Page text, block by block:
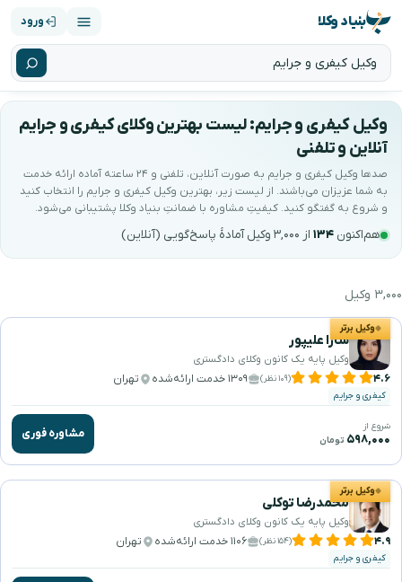
بنیاد وکلا ورود
وکیل کیفری و جرایم: لیست بهترین وکلای کیفری و جرایم
آنلاین و تلفنی
صدها وکیل کیفری و جرایم به صورت آنلاین، تلفنی و ۲۴ ساعته آماده ارائه خدمت
به شما عزیزان می‌باشند. از لیست زیر، بهترین وکیل کیفری و جرایم را انتخاب کنید
و شروع به گفتگو کنید. کیفیتِ مشاوره با ضمانتِ بنیاد وکلا پشتیبانی می‌شود.
هم‌اکنون ۱۳۴ از ۳,۰۰۰ وکیل آمادهٔ پاسخ‌گویی (آنلاین)
بهترین وکیل کیفری و جرایم را جستجو و انتخاب
۳,۰۰۰ وکیل
وکیل برتر
سارا علیپور
وکیل پایه یک کانون وکلای دادگستری
۴.۶ (۱۰۹ نظر) ۱۳۰۹ خدمت ارائه‌شده تهران
کیفری و جرایم
شروع از
۵۹۸,۰۰۰ تومان مشاوره فوری
وکیل برتر
محمدرضا توکلی
وکیل پایه یک کانون وکلای دادگستری
۴.۹ (۱۵۴ نظر) ۱۱۰۶ خدمت ارائه‌شده تهران
کیفری و جرایم